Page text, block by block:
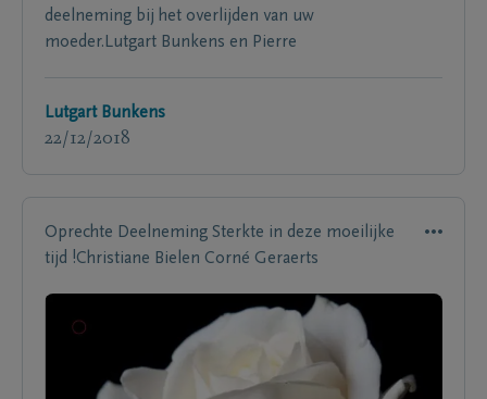
deelneming bij het overlijden van uw
moeder.Lutgart Bunkens en Pierre
Lutgart Bunkens
22/12/2018
Oprechte Deelneming Sterkte in deze moeilijke
tijd !Christiane Bielen Corné Geraerts